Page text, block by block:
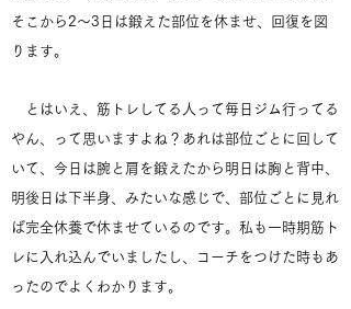
そこから2〜3日は鍛えた部位を休ませ、回復を図
ります。
とはいえ、筋トレしてる人って毎日ジム行ってる
やん、って思いますよね？あれは部位ごとに回して
いて、今日は腕と肩を鍛えたから明日は胸と背中、
明後日は下半身、みたいな感じで、部位ごとに見れ
ば完全休養で休ませているのです。私も一時期筋ト
レに入れ込んでいましたし、コーチをつけた時もあ
ったのでよくわかります。